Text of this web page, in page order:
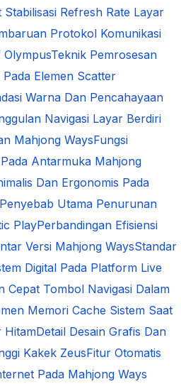
Stabilisasi Refresh Rate Layar
Protokol Komunikasi
Teknik Pemrosesan
Elemen Scatter
Warna Dan Pencahayaan
Navigasi Layar Berdiri
Mahjong WaysFungsi
Antarmuka Mahjong
Dan Ergonomis Pada
Utama Penurunan
PlayPerbandingan Efisiensi
Versi Mahjong WaysStandar
Digital Pada Platform Live
Cepat Tombol Navigasi Dalam
Memori Cache Sistem Saat
HitamDetail Desain Grafis Dan
Kakek ZeusFitur Otomatis
Pada Mahjong Ways